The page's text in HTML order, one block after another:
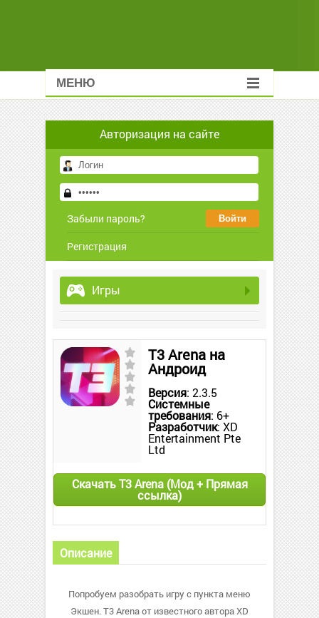
МЕНЮ
Авторизация на сайте
Забыли пароль?
Регистрация
Игры
T3 Arena на
Андроид
Версия: 2.3.5
Системные
требования: 6+
Разработчик: XD
Entertainment Pte
Ltd
Скачать T3 Arena (Мод + Прямая
ссылка)
Описание
Попробуем разобрать игру с пункта меню
Экшен. T3 Arena от известного автора XD